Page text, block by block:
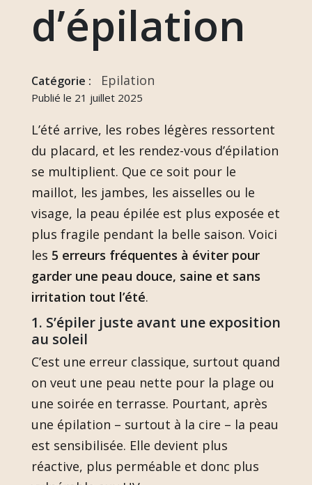
d’épilation
Catégorie : Epilation
Publié le 21 juillet 2025
L’été arrive, les robes légères ressortent
du placard, et les rendez-vous d’épilation
se multiplient. Que ce soit pour le
maillot, les jambes, les aisselles ou le
visage, la peau épilée est plus exposée et
plus fragile pendant la belle saison. Voici
les 5 erreurs fréquentes à éviter pour
garder une peau douce, saine et sans
irritation tout l’été.
1. S’épiler juste avant une exposition
au soleil
C’est une erreur classique, surtout quand
on veut une peau nette pour la plage ou
une soirée en terrasse. Pourtant, après
une épilation – surtout à la cire – la peau
est sensibilisée. Elle devient plus
réactive, plus perméable et donc plus